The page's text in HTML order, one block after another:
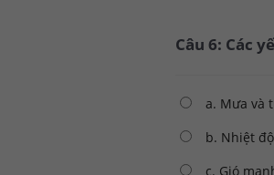
Câu 6: Các
a. Mưa và
b. Nhiệt
c. Gió